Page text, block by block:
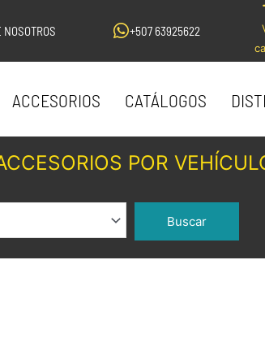
NOSOTROS +507 63925622
ACCESORIOS CATÁLOGOS
POR